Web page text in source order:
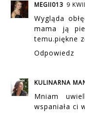
MEGII013 9
Wygląda
mama ją
temu.piękne
Odpowiedz
KULINARNA
Mniam
wspaniała ci